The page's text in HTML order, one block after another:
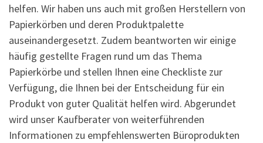
helfen. Wir haben uns auch mit großen Herstellern von
Papierkörben und deren Produktpalette
auseinandergesetzt. Zudem beantworten wir einige
häufig gestellte Fragen rund um das Thema
Papierkörbe und stellen Ihnen eine Checkliste zur
Verfügung, die Ihnen bei der Entscheidung für ein
Produkt von guter Qualität helfen wird. Abgerundet
wird unser Kaufberater von weiterführenden
Informationen zu empfehlenswerten Büroprodukten